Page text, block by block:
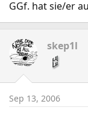
GGf. hat sie/er
skep1l
Sep 13, 2006